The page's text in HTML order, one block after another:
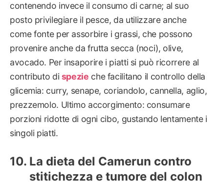
contenendo invece il consumo di carne; al suo
posto privilegiare il pesce, da utilizzare anche
come fonte per assorbire i grassi, che possono
provenire anche da frutta secca (noci), olive,
avocado. Per insaporire i piatti si può ricorrere al
contributo di spezie che facilitano il controllo della
glicemia: curry, senape, coriandolo, cannella, aglio,
prezzemolo. Ultimo accorgimento: consumare
porzioni ridotte di ogni cibo, gustando lentamente i
singoli piatti.
La dieta del Camerun contro
stitichezza e tumore del colon